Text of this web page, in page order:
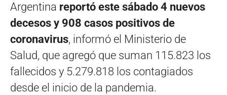
Argentina reportó este sábado 4 nuevos
decesos y 908 casos positivos de
coronavirus, informó el Ministerio de
Salud, que agregó que suman 115.823 los
fallecidos y 5.279.818 los contagiados
desde el inicio de la pandemia.